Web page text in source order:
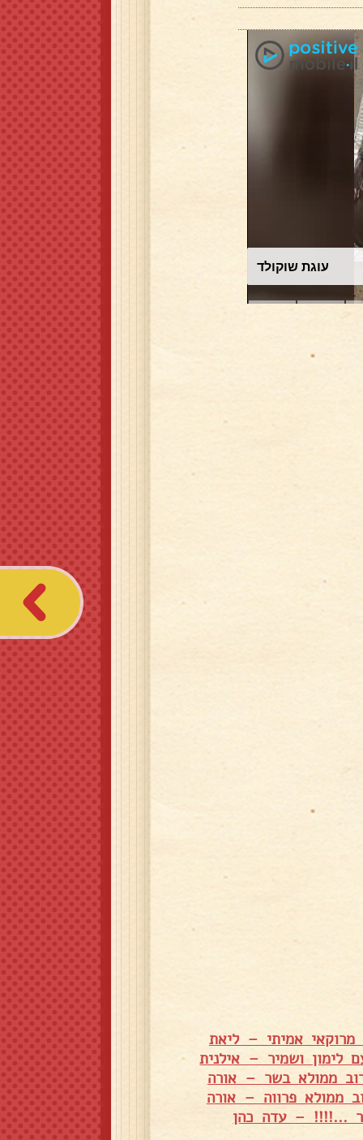
עוגת שוקולד
אמיתי – ליאת
לימון ושמיר – אילנית
ממולא בשר – אורה
ממולא פרווה – אורה
...!!!! – עדה כהן